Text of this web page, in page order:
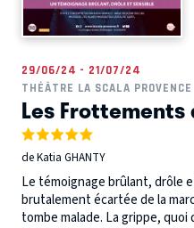
29/06/24 - 21/07/24
THÉÂTRE LA SCALA PROVENCE
Les
de Katia GHANTY
Le témoignage brûlant, drôle
brutalement écartée de la
tombe malade. La grippe, quoi